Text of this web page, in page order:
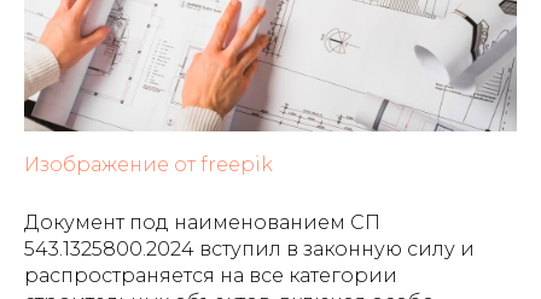
Изображение от freepik
Документ под наименованием СП
543.1325800.2024 вступил в законную силу и
распространяется на все категории